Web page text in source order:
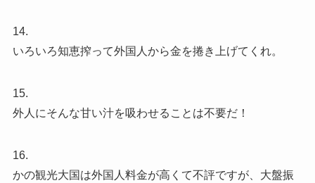
14.
いろいろ知恵搾って外国人から金を捲き上げてくれ。
15.
外人にそんな甘い汁を吸わせることは不要だ！
16.
かの観光大国は外国人料金が高くて不評ですが、大盤振